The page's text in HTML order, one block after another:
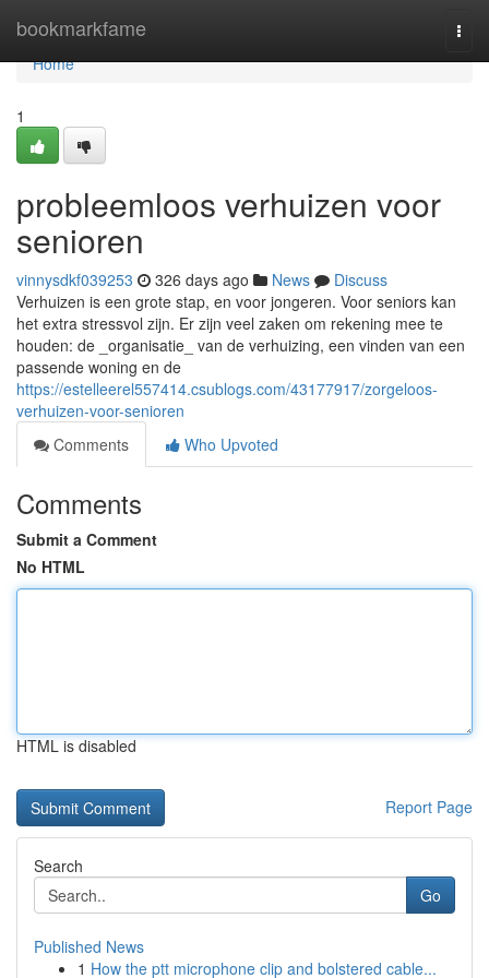
bookmarkfame
Home
Home
1
probleemloos verhuizen voor
senioren
vinnysdkf039253 326 days ago News
Discuss
Verhuizen is een grote stap, en voor jongeren. Voor seniors kan
het extra stressvol zijn. Er zijn veel zaken om rekening mee te
houden: de _organisatie_ van de verhuizing, een vinden van een
passende woning en de
https://estelleerel557414.csublogs.com/43177917/zorgeloos-
verhuizen-voor-senioren
Comments
Who Upvoted
Comments
Submit a Comment
No HTML
HTML is disabled
Report Page
Search
Go
Published News
1 How the ptt microphone clip and bolstered cable...